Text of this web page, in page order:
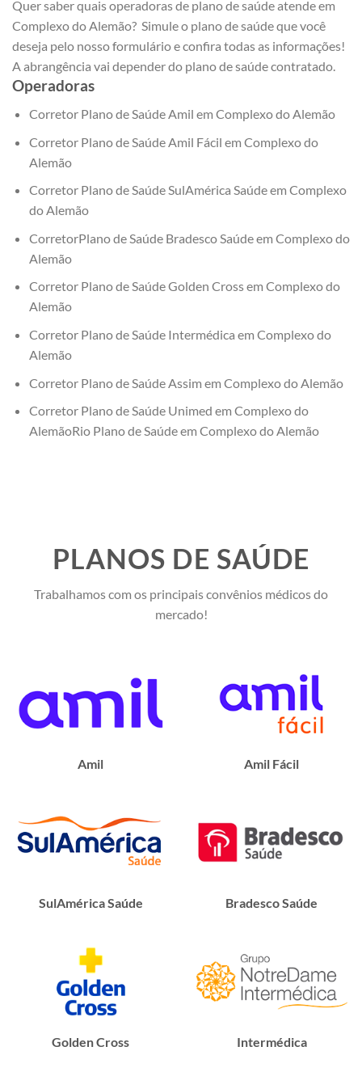
Quer saber quais operadoras de plano de saúde atende em
Complexo do Alemão? Simule o plano de saúde que você
deseja pelo nosso formulário e confira todas as informações!
A abrangência vai depender do plano de saúde contratado.
Operadoras
Corretor Plano de Saúde Amil em Complexo do Alemão
Corretor Plano de Saúde Amil Fácil em Complexo do
Alemão
Corretor Plano de Saúde SulAmérica Saúde em Complexo
do Alemão
CorretorPlano de Saúde Bradesco Saúde em Complexo do
Alemão
Corretor Plano de Saúde Golden Cross em Complexo do
Alemão
Corretor Plano de Saúde Intermédica em Complexo do
Alemão
Corretor Plano de Saúde Assim em Complexo do Alemão
Corretor Plano de Saúde Unimed em Complexo do
AlemãoRio Plano de Saúde em Complexo do Alemão
PLANOS DE SAÚDE
Trabalhamos com os principais convênios médicos do
mercado!
Amil Amil Fácil
SulAmérica Saúde Bradesco Saúde
Golden Cross Intermédica